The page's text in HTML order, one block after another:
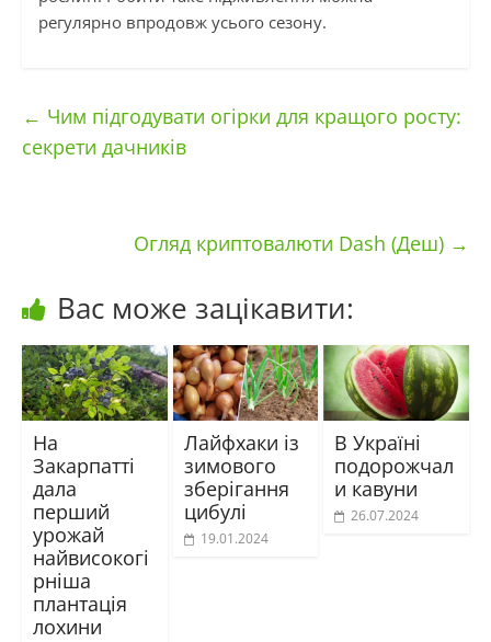
регулярно впродовж усього сезону.
← Чим підгодувати огірки для кращого росту:
секрети дачників
Огляд криптовалюти Dash (Деш) →
Вас може зацікавити:
На
Закарпатті
дала
перший
урожай
найвисокогі
рніша
плантація
лохини
Лайфхаки із
зимового
зберігання
цибулі
19.01.2024
В Україні
подорожчал
и кавуни
26.07.2024